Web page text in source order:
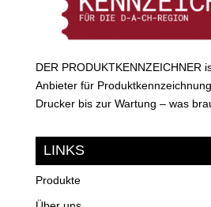
DER PRODUKTKENNZEICHNER
Anbieter für
Drucker bis zur Wartung – was
LINKS
Produkte